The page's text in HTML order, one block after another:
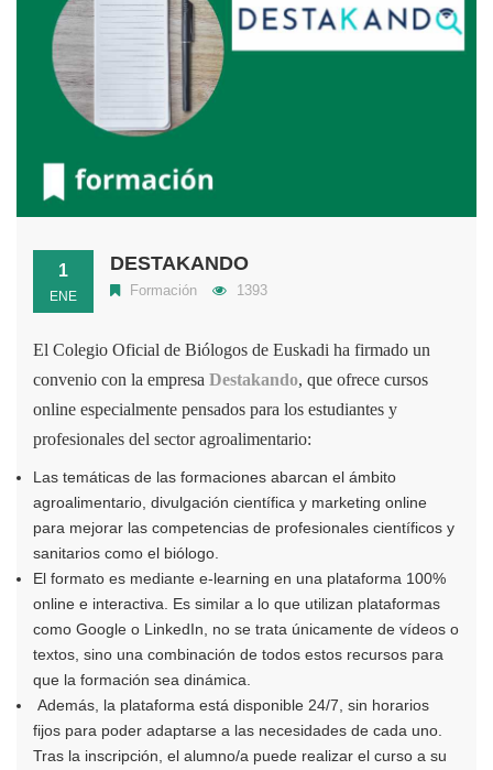
1
ENE
DESTAKANDO
Formación 1393
El Colegio Oficial de Biólogos de Euskadi ha firmado un
convenio con la empresa Destakando, que ofrece cursos
online especialmente pensados para los estudiantes y
profesionales del sector agroalimentario:
Las temáticas de las formaciones abarcan el ámbito
agroalimentario, divulgación científica y marketing online
para mejorar las competencias de profesionales científicos y
sanitarios como el biólogo.
El formato es mediante e-learning en una plataforma 100%
online e interactiva. Es similar a lo que utilizan plataformas
como Google o LinkedIn, no se trata únicamente de vídeos o
textos, sino una combinación de todos estos recursos para
que la formación sea dinámica.
Además, la plataforma está disponible 24/7, sin horarios
fijos para poder adaptarse a las necesidades de cada uno.
Tras la inscripción, el alumno/a puede realizar el curso a su